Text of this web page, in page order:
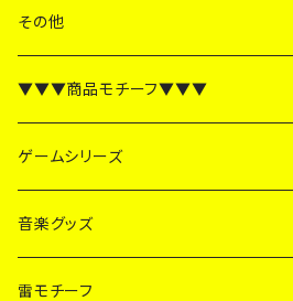
その他
▼▼▼商品モチーフ▼▼▼
ゲームシリーズ
音楽グッズ
雷モチーフ